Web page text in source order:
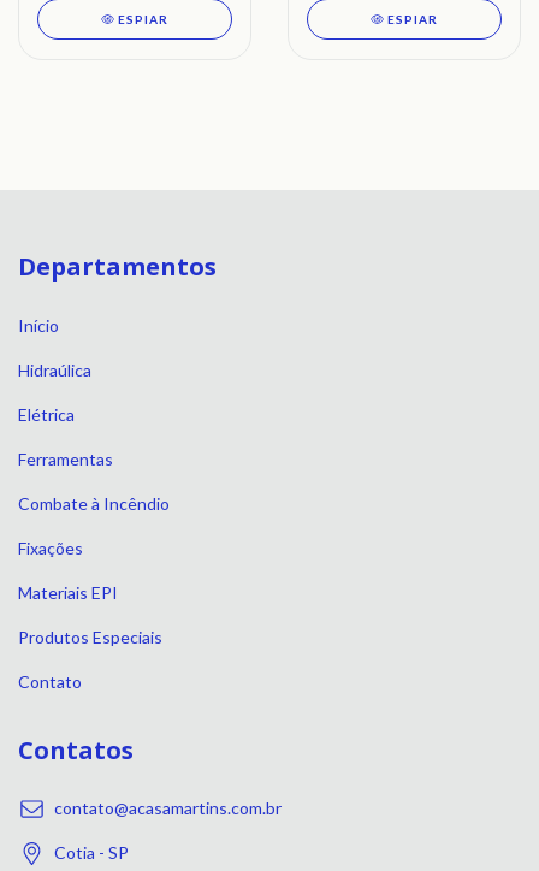
ESPIAR ESPIAR
Departamentos
Início
Hidraúlica
Elétrica
Ferramentas
Combate à Incêndio
Fixações
Materiais EPI
Produtos Especiais
Contato
Contatos
contato@acasamartins.com.br
Cotia - SP